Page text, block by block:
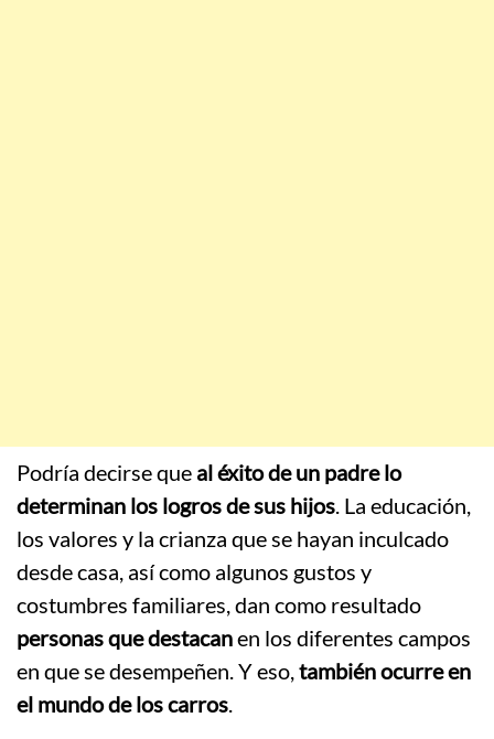
Podría decirse que al éxito de un padre lo
determinan los logros de sus hijos. La educación,
los valores y la crianza que se hayan inculcado
desde casa, así como algunos gustos y
costumbres familiares, dan como resultado
personas que destacanen los diferentes campos
en que se desempeñen. Y eso,también ocurre en
el mundo de los carros.